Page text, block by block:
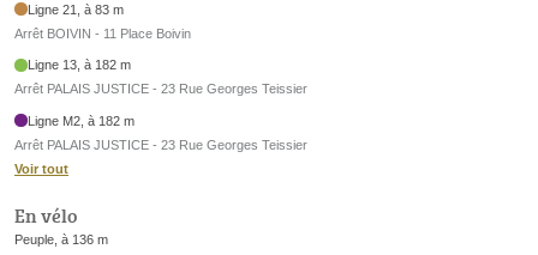
Ligne 21, à 83 m
Arrêt BOIVIN - 11 Place Boivin
Ligne 13, à 182 m
Arrêt PALAIS JUSTICE - 23 Rue Georges Teissier
Ligne M2, à 182 m
Arrêt PALAIS JUSTICE - 23 Rue Georges Teissier
Voir tout
En vélo
Peuple, à 136 m